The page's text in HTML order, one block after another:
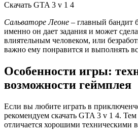
Скачать GTA 3 v 1 4
Сальваторе Леоне – главный бандит
именно он дает задания и может
влиятельным человеком, или
важно ему понравится и выполнять
Особенности игры:
возможности геймплея
Если вы любите играть в
рекомендуем скачать GTA 3 v 1 4. Тем
отличается хорошими техническими